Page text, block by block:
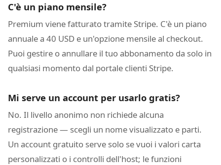
C'è un piano mensile?
Premium viene fatturato tramite Stripe. C'è un piano
annuale a 40 USD e un'opzione mensile al checkout.
Puoi gestire o annullare il tuo abbonamento da solo in
qualsiasi momento dal portale clienti Stripe.
Mi serve un account per usarlo gratis?
No. Il livello anonimo non richiede alcuna
registrazione — scegli un nome visualizzato e parti.
Un account gratuito serve solo se vuoi i valori carta
personalizzati o i controlli dell'host; le funzioni